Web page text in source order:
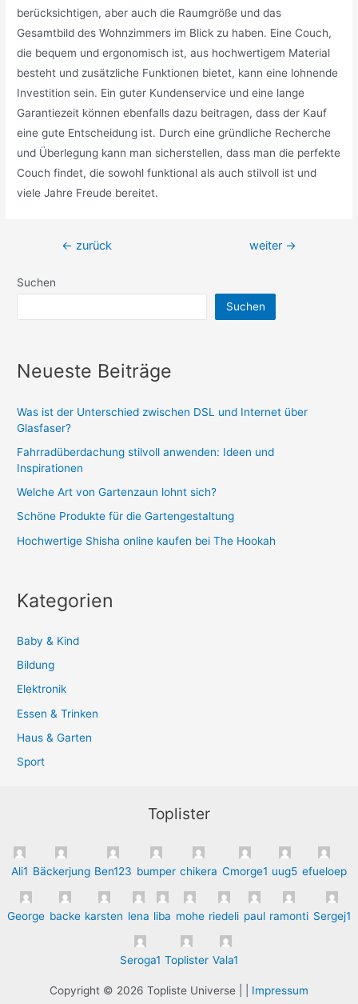
berücksichtigen, aber auch die Raumgröße und das
Gesamtbild des Wohnzimmers im Blick zu haben. Eine Couch,
die bequem und ergonomisch ist, aus hochwertigem Material
besteht und zusätzliche Funktionen bietet, kann eine lohnende
Investition sein. Ein guter Kundenservice und eine lange
Garantiezeit können ebenfalls dazu beitragen, dass der Kauf
eine gute Entscheidung ist. Durch eine gründliche Recherche
und Überlegung kann man sicherstellen, dass man die perfekte
Couch findet, die sowohl funktional als auch stilvoll ist und
viele Jahre Freude bereitet.
Beitragsnavigation
← zurück weiter →
Suchen
Suchen
Neueste Beiträge
Was ist der Unterschied zwischen DSL und Internet über
Glasfaser?
Fahrradüberdachung stilvoll anwenden: Ideen und
Inspirationen
Welche Art von Gartenzaun lohnt sich?
Schöne Produkte für die Gartengestaltung
Hochwertige Shisha online kaufen bei The Hookah
Kategorien
Baby & Kind
Bildung
Elektronik
Essen & Trinken
Haus & Garten
Sport
Toplister
Ali1 Bäckerjung Ben123 bumper chikera Cmorge1 uug5 efueloep
George backe karsten lena liba mohe riedeli paul ramonti Sergej1
Seroga1 Toplister Vala1
Copyright © 2026 Topliste Universe | | Impressum